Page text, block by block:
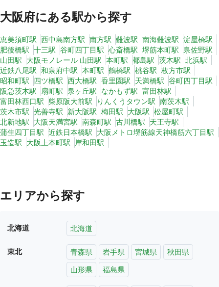
大阪府にある駅から探す
恵美須町駅 西中島南方駅 南方駅 難波駅 南海難波駅 淀屋橋駅
肥後橋駅 十三駅 谷町四丁目駅 心斎橋駅 堺筋本町駅 泉佐野駅
山田駅 大阪モノレール 山田駅 本町駅 都島駅 茨木駅 北浜駅
近鉄八尾駅 和泉府中駅 本町駅 鶴橋駅 桃谷駅 枚方市駅
昭和町駅 四ツ橋駅 西大橋駅 香里園駅 天満橋駅 谷町四丁目駅
阪急茨木駅 扇町駅 泉ヶ丘駅 なかもず駅 富田林駅
富田林西口駅 柴原阪大前駅 りんくうタウン駅 南茨木駅
茨木市駅 光善寺駅 新大阪駅 梅田駅 大阪駅 松屋町駅
北新地駅 大阪天満宮駅 南森町駅 古川橋駅 天王寺駅
蒲生四丁目駅 近鉄日本橋駅 大阪メトロ堺筋線天神橋筋六丁目駅
玉造駅 大阪上本町駅 岸和田駅
エリアから探す
北海道 北海道
東北 青森県 岩手県 宮城県
秋田県
山形県
福島県